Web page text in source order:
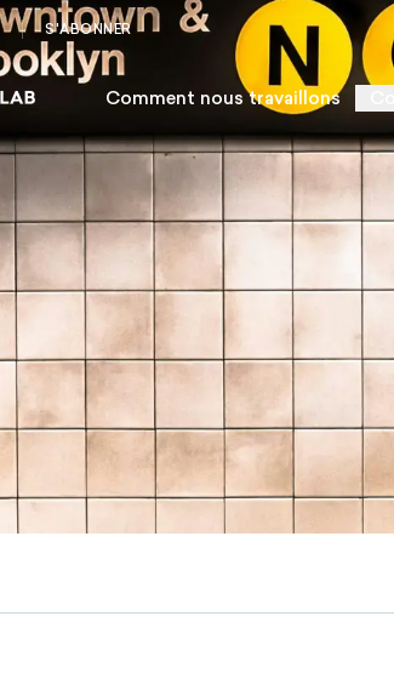
S'ABONNER
Comment nous travaillons